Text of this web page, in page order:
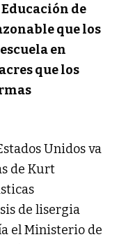
de
que los
en
que los
Unidos va
de Kurt
de lisergia
el Ministerio de